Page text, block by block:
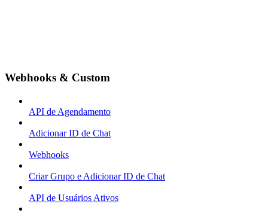
Webhooks & Custom
API de Agendamento
Adicionar ID de Chat
Webhooks
Criar Grupo e Adicionar ID de Chat
API de Usuários Ativos